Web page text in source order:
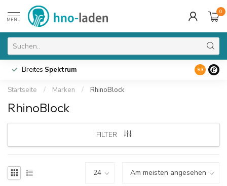
MENU
0
Breites Spektrum 9.3
Startseite / Marken / RhinoBlock
RhinoBlock
FILTER